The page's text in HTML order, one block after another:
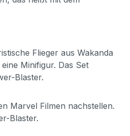
Flieger aus Wakanda
Minifigur. Das Set
Blaster.
Marvel Filmen nachstellen.
Blaster.